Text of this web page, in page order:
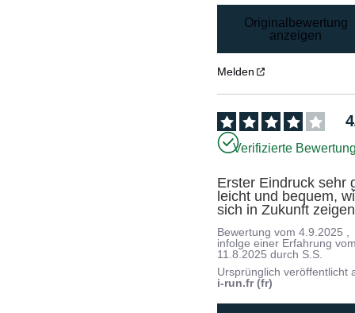
Originalbewertung
anzeigen
Melden
4
Verifizierte
Erster Eindruck sehr
leicht und bequem,
sich in Zukunft
Bewertung vom4.9.2025
infolge einer Erfahrung
11.8.2025 durch S.S.
Ursprünglich veröffentlicht
i-run.fr (fr)